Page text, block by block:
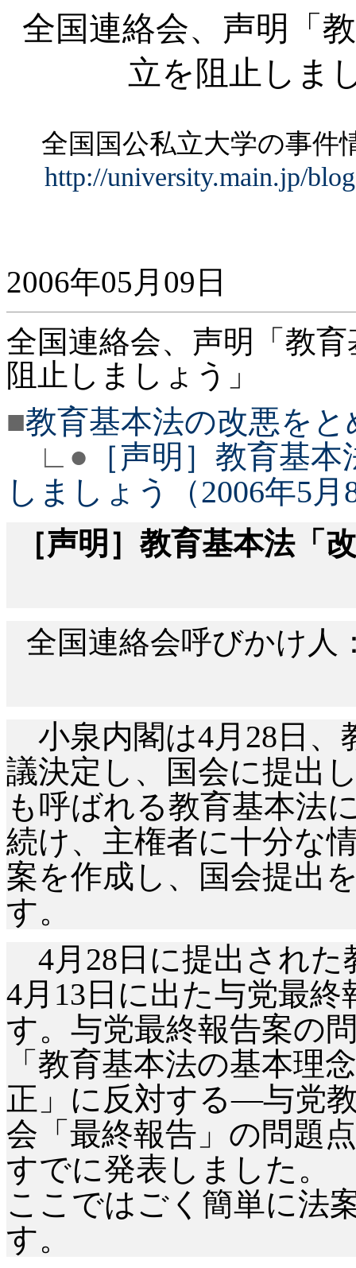
全国連絡会、声明「
立を阻止しま
全国国公私立大学の事
http://university.main.jp/
2006年05月09日
全国連絡会、声明「教
阻止しましょう」
■教育基本法の改悪を
∟● ［声明］教育基
しましょう（2006年5月
［声明］教育基本法「
全国連絡会呼びかけ人
小泉内閣は4月28日、
議決定し、国会に提出
も呼ばれる教育基本法
続け、主権者に十分な
案を作成し、国会提出
す。
4月28日に提出され
4月13日に出た与党最
す。与党最終報告案の
「教育基本法の基本理
正」に反対する―与党
会「最終報告」の問題
すでに発表しました。
ここではごく簡単に法
す。